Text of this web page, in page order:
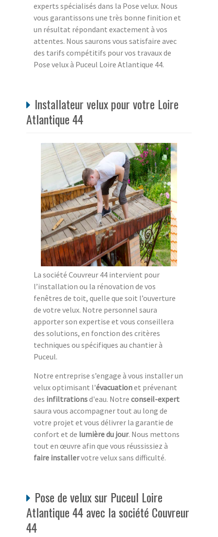
experts spécialisés dans la Pose velux. Nous
vous garantissons une très bonne finition et
un résultat répondant exactement à vos
attentes. Nous saurons vous satisfaire avec
des tarifs compétitifs pour vos travaux de
Pose velux à Puceul Loire Atlantique 44.
Installateur velux pour votre Loire
Atlantique 44
La société Couvreur 44 intervient pour
l’installation ou la rénovation de vos
fenêtres de toit, quelle que soit l’ouverture
de votre velux. Notre personnel saura
apporter son expertise et vous conseillera
des solutions, en fonction des critères
techniques ou spécifiques au chantier à
Puceul.
Notre entreprise s’engage à vous installer un
velux optimisant l'évacuationet prévenant
des infiltrationsd'eau. Notre conseil-expert
saura vous accompagner tout au long de
votre projet et vous délivrer la garantie de
confort et de lumière du jour. Nous mettons
tout en œuvre afin que vous réussissiez à
faire installervotre velux sans difficulté.
Pose de velux sur Puceul Loire
Atlantique 44 avec la société Couvreur
44